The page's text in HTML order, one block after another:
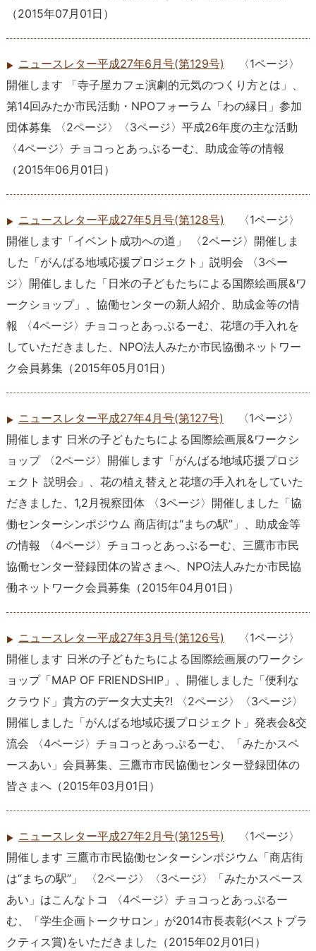
（2015年07月01日 ）
ニュースレター平成27年6月号(第129号)
〈1ページ〉
開催します 「寺子屋カフェ演劇的元気のつくり方とは」、
第14回みたか市民活動・NPOフォーラム「わの縁日」参加
団体募集 〈2ページ〉〈3ページ〉平成26年度の主な活動
〈4ページ〉チョコっとあっぷるーむ、助成金等の情報
（2015年06月01日 ）
ニュースレター平成27年5月号(第128号)
〈1ページ〉
開催します「イベント成功への道」 〈2ページ〉開催しま
した「がんばる地域応援プロジェクト」説明会 〈3ペー
ジ〉開催しました「日米の子どもたちによる国際絵画展&ワ
ークショップ」、協働センターの新人紹介、助成金等の情
報 〈4ページ〉チョコっとあっぷるーむ、花壇の手入れを
していただきました、NPO法人みたか市民協働ネットワー
ク会員募集（2015年05月01日 ）
ニュースレター平成27年4月号(第127号)
〈1ページ〉
開催します 日米の子どもたちによる国際絵画展&ワークシ
ョップ 〈2ページ〉開催します「がんばる地域応援プロジ
ェクト 説明会」、花の植え替えと花壇の手入れをしていた
だきました、1,2月視察団体 〈3ページ〉開催しました「協
働センターシンポジウム 商店街は“まちの駅”」、助成金等
の情報 〈4ページ〉チョコっとあっぷるーむ、三鷹市市民
協働センター登録団体の皆さまへ、NPO法人みたか市民協
働ネットワーク会員募集（2015年04月01日 ）
ニュースレター平成27年3月号(第126号)
〈1ページ〉
開催します 日米の子どもたちによる国際絵画展のワークシ
ョップ「MAP OF FRIENDSHIP」、開催しました「便利な
クラウド」貴方のデータ大丈夫?! 〈2ページ〉〈3ページ〉
開催しました「がんばる地域応援プロジェクト」発表会&交
流会 〈4ページ〉チョコっとあっぷるーむ、「みたかスペ
ースあい」会員募集、三鷹市市民協働センター登録団体の
皆さまへ（2015年03月01日 ）
ニュースレター平成27年2月号(第125号)
〈1ページ〉
開催します 三鷹市市民協働センターシンポジウム「商店街
は“まちの駅”」 〈2ページ〉〈3ページ〉「みたかスペース
あい」はこんなトコ 〈4ページ〉チョコっとあっぷるー
む、「学生企画トークサロン」が2014市長表彰(ベストプラ
クティス賞)をいただきました （2015年02月01日 ）